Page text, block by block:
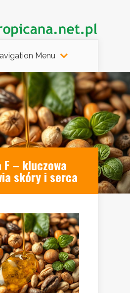
Menu
– kluczowa
skóry i serca